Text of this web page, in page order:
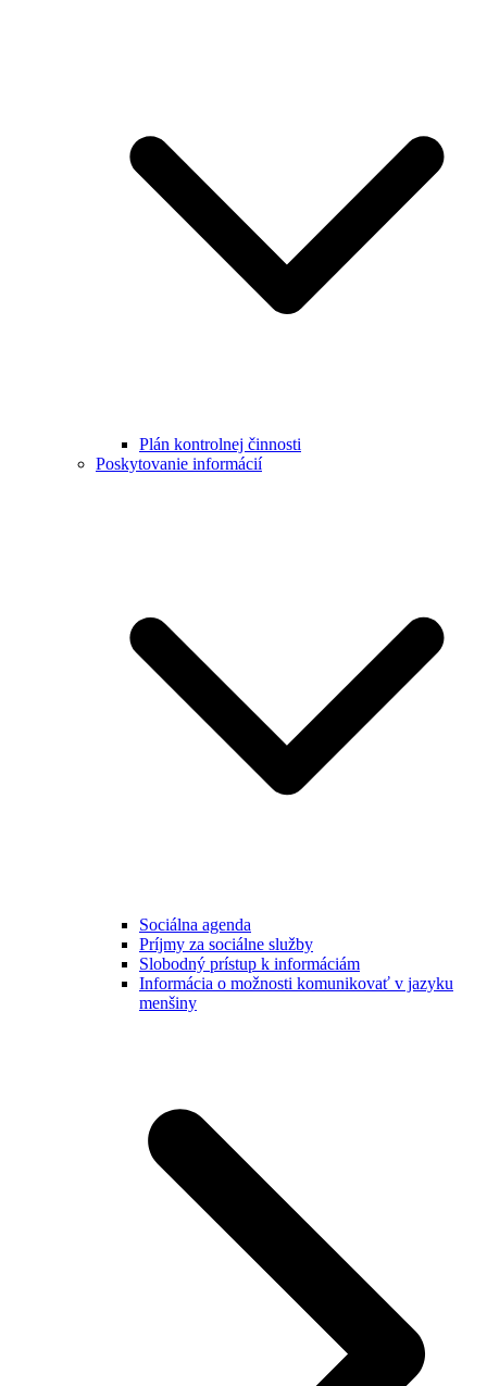
Plán kontrolnej činnosti
Poskytovanie informácií
Sociálna agenda
Príjmy za sociálne služby
Slobodný prístup k informáciám
Informácia o možnosti komunikovať v jazyku
menšiny